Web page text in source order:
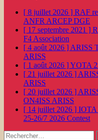
[ 8 juillet 2026 ] RAF
ANFR ARCEP DGE
[ 17 septembre 2021 ]
F4 Association
[ 4 août 2026 ] ARISS
ARISS
[ 1 août 2026 ]YOTA
[ 21 juillet 2026 ]
ARISS
[ 20 juillet 2026 ]
ON4ISS ARISS
[ 14 juillet 2026 ] IOTA
25-26/7 2026 Contest
Rechercher :